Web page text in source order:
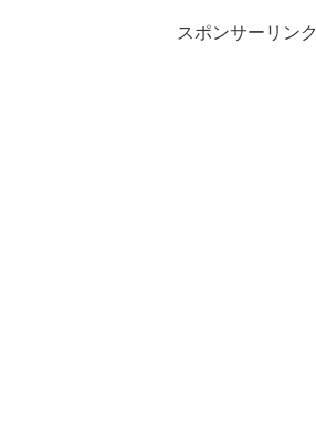
スポンサーリンク